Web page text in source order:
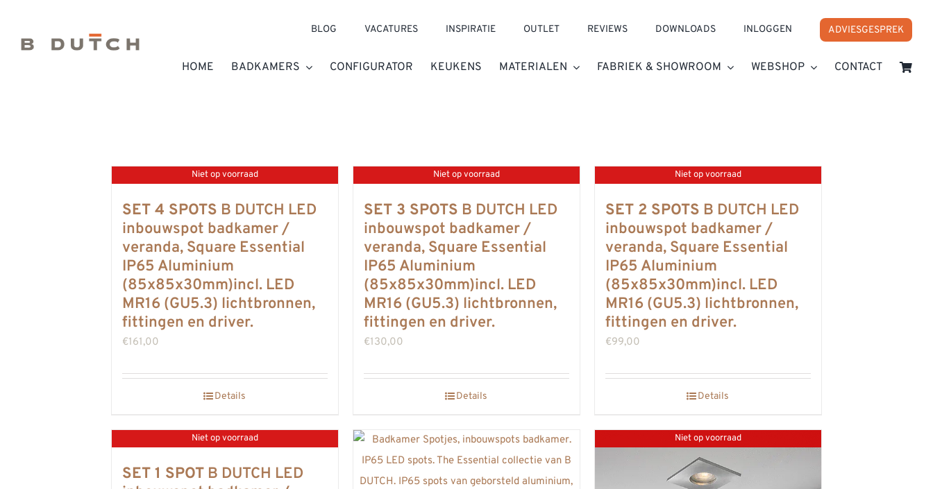
inhoud
BLOG VACATURES INSPIRATIE OUTLET REVIEWS DOWNLOADS INLOGGEN ADVIESGESPREK
HOME BADKAMERS CONFIGURATOR KEUKENS MATERIALEN FABRIEK & SHOWROOM WEBSHOP CONTACT
Niet op voorraad
SET 4 SPOTS B DUTCH LED
inbouwspot badkamer /
veranda, Square Essential
IP65 Aluminium
(85x85x30mm)incl. LED
MR16 (GU5.3) lichtbronnen,
fittingen en driver.
€161,00
Details
Niet op voorraad
SET 3 SPOTS B DUTCH LED
inbouwspot badkamer /
veranda, Square Essential
IP65 Aluminium
(85x85x30mm)incl. LED
MR16 (GU5.3) lichtbronnen,
fittingen en driver.
€130,00
Details
Niet op voorraad
SET 2 SPOTS B DUTCH LED
inbouwspot badkamer /
veranda, Square Essential
IP65 Aluminium
(85x85x30mm)incl. LED
MR16 (GU5.3) lichtbronnen,
fittingen en driver.
€99,00
Details
Niet op voorraad
SET 1 SPOT B DUTCH LED
Niet op voorraad